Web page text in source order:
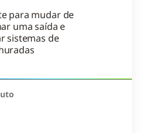
para mudar de
uma saída e
sistemas de